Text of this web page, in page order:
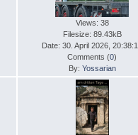
Views: 38
Filesize: 89.43kB
Date: 30. April 2026,
Comments (0)
By: Yossarian